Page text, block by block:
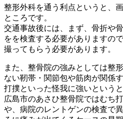
整形外科を通う利点というと、
ところです。
交通事故後には、まず、骨折や
をを検査する必要がありますの
撮ってもらう必要があります。
また、整骨院の強みとしては整
ない靭帯・関節包や筋肉が関係
打撲といった怪我に強いというと
広島市のあさひ整骨院ではむち
や、病院のレントゲンの検査で